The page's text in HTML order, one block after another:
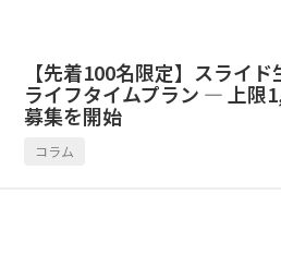
【先着100名限定】スライド
ライフタイムプラン ― 上限
募集を開始
コラム